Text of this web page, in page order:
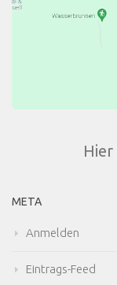
META
Anmelden
Eintrags-Feed